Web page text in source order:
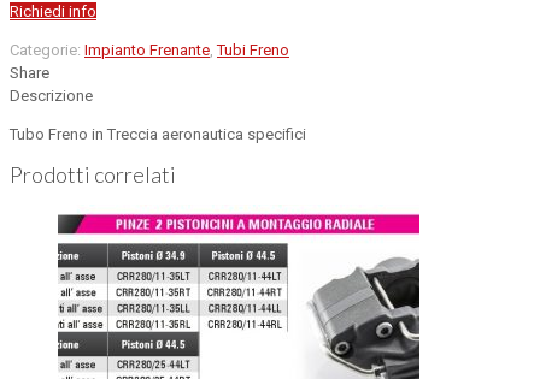
Richiedi info
Categorie: Impianto Frenante ,Tubi Freno
Share
Descrizione
Tubo Freno in Treccia aeronautica specifici
Prodotti correlati